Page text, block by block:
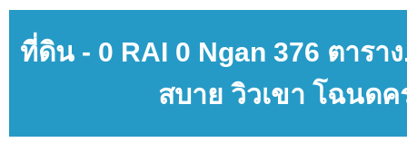
ที่ดิน - 0 RAI 0 Ngan 376 ตาร
สบาย วิวเขา โฉนด